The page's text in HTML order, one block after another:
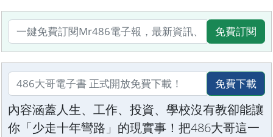
免費訂閱
免費下載
內容涵蓋人生、工作、投資、學校沒有教卻能讓
你「少走十年彎路」的現實事！把486大哥這一